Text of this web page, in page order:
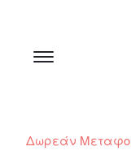
Δωρεάν